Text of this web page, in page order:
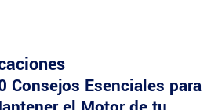
Consejos Esenciales para